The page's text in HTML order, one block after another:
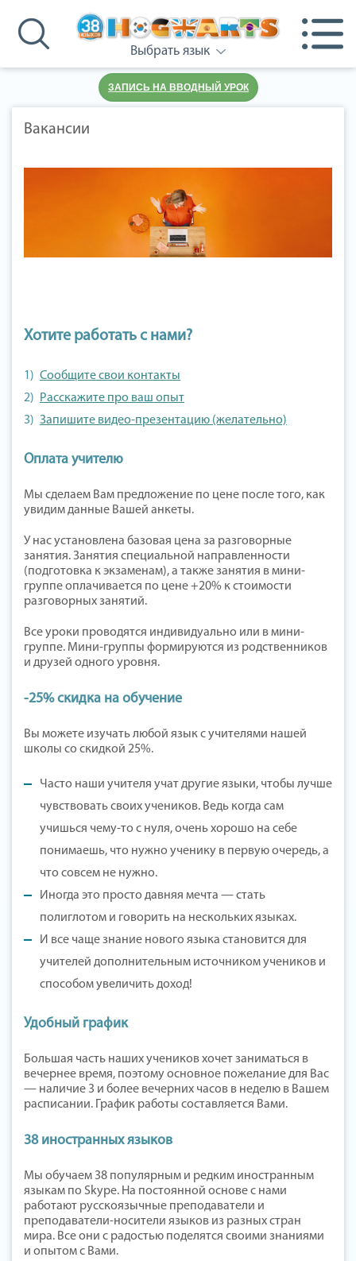
Выбрать язык
ЗАПИСЬ НА ВВОДНЫЙ УРОК
Вакансии
Хотите работать с нами?
Сообщите свои контакты
Расскажите про ваш опыт
Запишите видео-презентацию (желательно)
Оплата учителю
Мы сделаем Вам предложение по цене после того, как
увидим данные Вашей анкеты.
У нас установлена базовая цена за разговорные
занятия. Занятия специальной направленности
(подготовка к экзаменам), а также занятия в мини-
группе оплачивается по цене +20% к стоимости
разговорных занятий.
Все уроки проводятся индивидуально или в мини-
группе. Мини-группы формируются из родственников
и друзей одного уровня.
-25% скидка на обучение
Вы можете изучать любой язык с учителями нашей
школы со скидкой 25%.
Часто наши учителя учат другие языки, чтобы лучше
чувствовать своих учеников. Ведь когда сам
учишься чему-то с нуля, очень хорошо на себе
понимаешь, что нужно ученику в первую очередь, а
что совсем не нужно.
Иногда это просто давняя мечта — стать
полиглотом и говорить на нескольких языках.
И все чаще знание нового языка становится для
учителей дополнительным источником учеников и
способом увеличить доход!
Удобный график
Большая часть наших учеников хочет заниматься в
вечернее время, поэтому основное пожелание для Вас
— наличие 3 и более вечерних часов в неделю в Вашем
расписании. График работы составляется Вами.
38 иностранных языков
Мы обучаем 38 популярным и редким иностранным
языкам по Skype. На постоянной основе с нами
работают русскоязычные преподаватели и
преподаватели-носители языков из разных стран
мира. Все они с радостью поделятся своими знаниями
и опытом с Вами.